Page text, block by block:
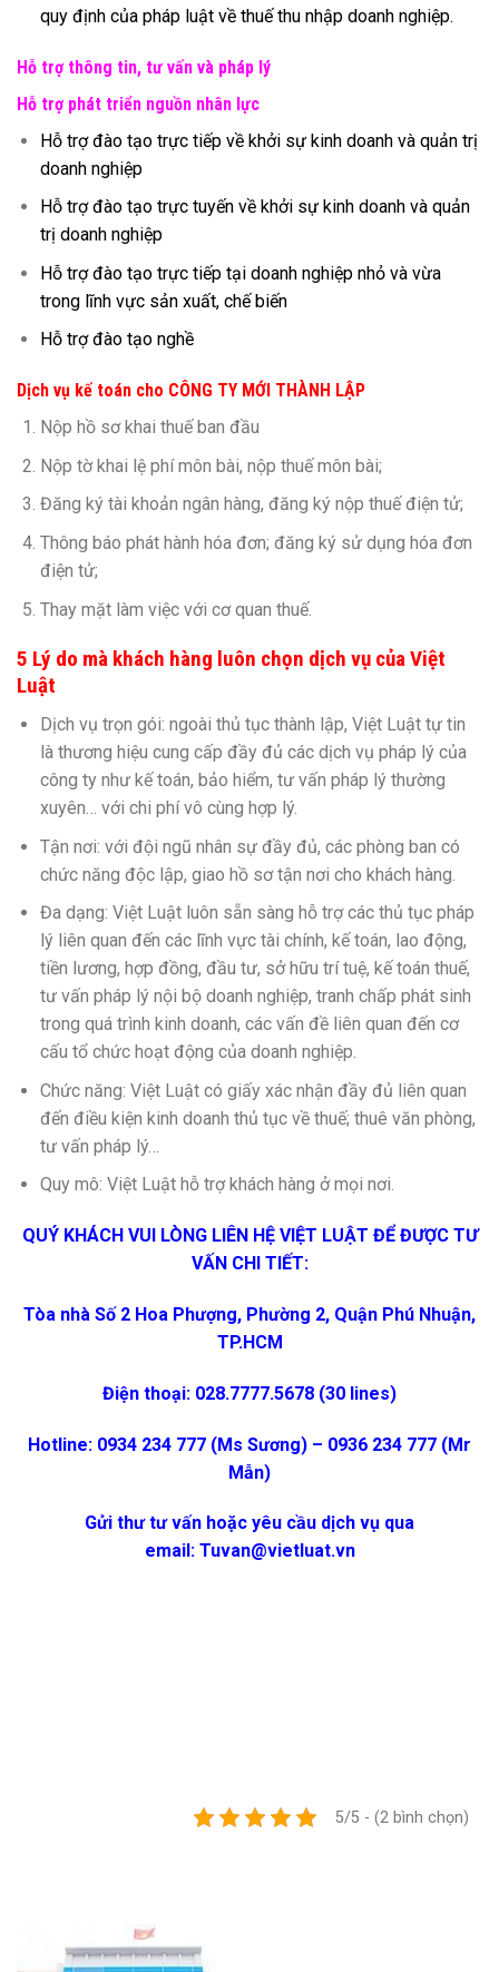
quy định của pháp luật về thuế thu nhập doanh nghiệp.
Hỗ trợ thông tin, tư vấn và pháp lý
Hỗ trợ phát triển nguồn nhân lực
Hỗ trợ đào tạo trực tiếp về khởi sự kinh doanh và quản trị
doanh nghiệp
Hỗ trợ đào tạo trực tuyến về khởi sự kinh doanh và quản
trị doanh nghiệp
Hỗ trợ đào tạo trực tiếp tại doanh nghiệp nhỏ và vừa
trong lĩnh vực sản xuất, chế biến
Hỗ trợ đào tạo nghề
Dịch vụ kế toán cho CÔNG TY MỚI THÀNH LẬP
Nộp hồ sơ khai thuế ban đầu
Nộp tờ khai lệ phí môn bài, nộp thuế môn bài;
Đăng ký tài khoản ngân hàng, đăng ký nộp thuế điện tử;
Thông báo phát hành hóa đơn; đăng ký sử dụng hóa đơn
điện tử;
Thay mặt làm việc với cơ quan thuế.
5 Lý do mà khách hàng luôn chọn dịch vụ của Việt
Luật
Dịch vụ trọn gói: ngoài thủ tục thành lập, Việt Luật tự tin
là thương hiệu cung cấp đầy đủ các dịch vụ pháp lý của
công ty như kế toán, bảo hiểm, tư vấn pháp lý thường
xuyên… với chi phí vô cùng hợp lý.
Tận nơi: với đội ngũ nhân sự đầy đủ, các phòng ban có
chức năng độc lập, giao hồ sơ tận nơi cho khách hàng.
Đa dạng: Việt Luật luôn sẵn sàng hỗ trợ các thủ tục pháp
lý liên quan đến các lĩnh vực tài chính, kế toán, lao động,
tiền lương, hợp đồng, đầu tư, sở hữu trí tuệ, kế toán thuế,
tư vấn pháp lý nội bộ doanh nghiệp, tranh chấp phát sinh
trong quá trình kinh doanh, các vấn đề liên quan đến cơ
cấu tổ chức hoạt động của doanh nghiệp.
Chức năng: Việt Luật có giấy xác nhận đầy đủ liên quan
đến điều kiện kinh doanh thủ tục về thuế; thuê văn phòng,
tư vấn pháp lý…
Quy mô: Việt Luật hỗ trợ khách hàng ở mọi nơi.
QUÝ KHÁCH VUI LÒNG LIÊN HỆ VIỆT LUẬT ĐỂ ĐƯỢC TƯ
VẤN CHI TIẾT:
Tòa nhà Số 2 Hoa Phượng, Phường 2, Quận Phú Nhuận,
TP.HCM
Điện thoại: 028.7777.5678 (30 lines)
Hotline: 0934 234 777 (Ms Sương) – 0936 234 777 (Mr
Mẫn)
Gửi thư tư vấn hoặc yêu cầu dịch vụ qua
email: Tuvan@vietluat.vn
5/5 - (2 bình chọn)